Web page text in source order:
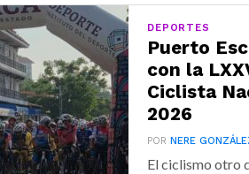
DEPORTES
Puerto
con la
Ciclista
2026
PORNERE
El ciclismo otro